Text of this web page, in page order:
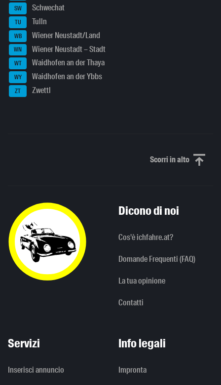
SW Schwechat
TU Tulln
WB Wiener Neustadt/Land
WN Wiener Neustadt – Stadt
WT Waidhofen an der Thaya
WY Waidhofen an der Ybbs
ZT Zwettl
Scorri in altoScorri in alto
Dicono di noi
Cos'è ichfahre.at?
Domande Frequenti (FAQ)
La tua opinione
Contatti
Servizi
Inserisci annuncio
Info legali
Impronta